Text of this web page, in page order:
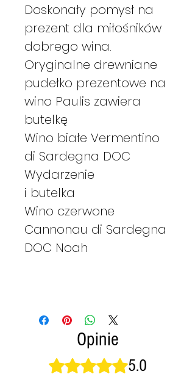
Doskonały pomysł na
prezent dla miłośników
dobrego wina.
Oryginalne drewniane
pudełko prezentowe na
wino Paulis zawiera
butelkę
Wino białe Vermentino
di Sardegna DOC
Wydarzenie
i butelka
Wino czerwone
Cannonau di Sardegna
DOC Noah
Opinie
Oceniono na 5 z 5 gwiazdek.
5.0